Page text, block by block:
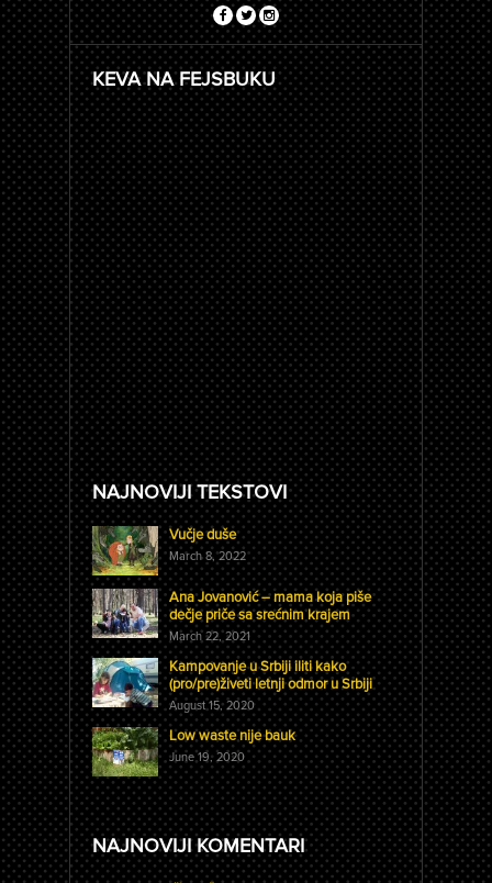
KEVA NA FEJSBUKU
NAJNOVIJI TEKSTOVI
Vučje duše
March 8, 2022
Ana Jovanović – mama koja piše
dečje priče sa srećnim krajem
March 22, 2021
Kampovanje u Srbiji iliti kako
(pro/pre)živeti letnji odmor u Srbiji
August 15, 2020
Low waste nije bauk
June 19, 2020
NAJNOVIJI KOMENTARI